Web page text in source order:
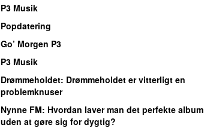
P3 Musik
Popdatering
Go’ Morgen P3
P3 Musik
Drømmeholdet: Drømmeholdet er vitterligt en
problemknuser
Nynne FM: Hvordan laver man det perfekte album
uden at gøre sig for dygtig?